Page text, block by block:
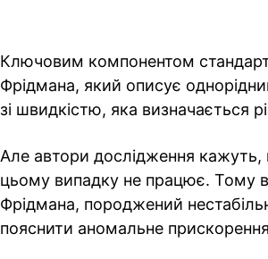
Ключовим компонентом
Фрідмана, який описує
зі швидкістю, яка визначається
Але автори дослідження
цьому випадку не працює. Тому
Фрідмана, породжений
пояснити аномальне